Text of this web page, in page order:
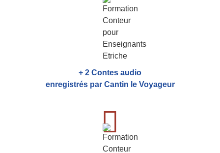
+ 2 Contes audio
enregistrés par Cantin le Voyageur